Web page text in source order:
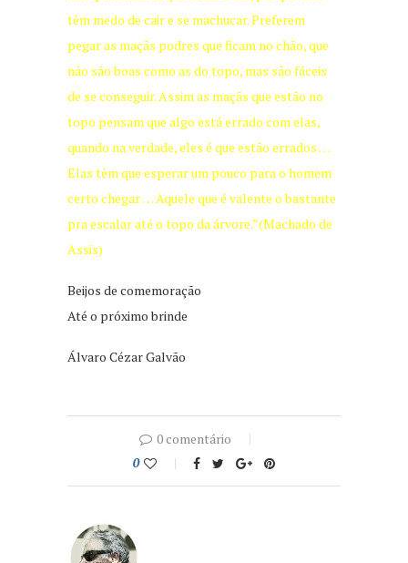
têm medo de cair e se machucar. Preferem
pegar as maçãs podres que ficam no chão, que
não são boas como as do topo, mas são fáceis
de se conseguir. Assim as maçãs que estão no
topo pensam que algo está errado com elas,
quando na verdade, eles é que estão errados …
Elas têm que esperar um pouco para o homem
certo chegar … Aquele que é valente o bastante
pra escalar até o topo da árvore.”(Machado de
Assis)
Beijos de comemoração
Até o próximo brinde
Álvaro Cézar Galvão
0 comentário
0